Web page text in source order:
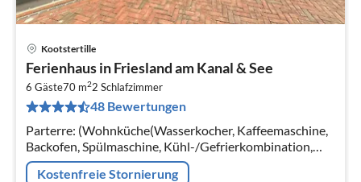
Kootstertille
Ferienhaus in Friesland am Kanal & See
6 Gäste70 m22 Schlafzimmer
48 Bewertungen
Parterre: (Wohnküche(Wasserkocher, Kaffeemaschine,
Backofen, Spülmaschine, Kühl-/Gefrierkombination,
Klimaanlage), Wohn/Esszimmer(Esstisch)
Kostenfreie Stornierung